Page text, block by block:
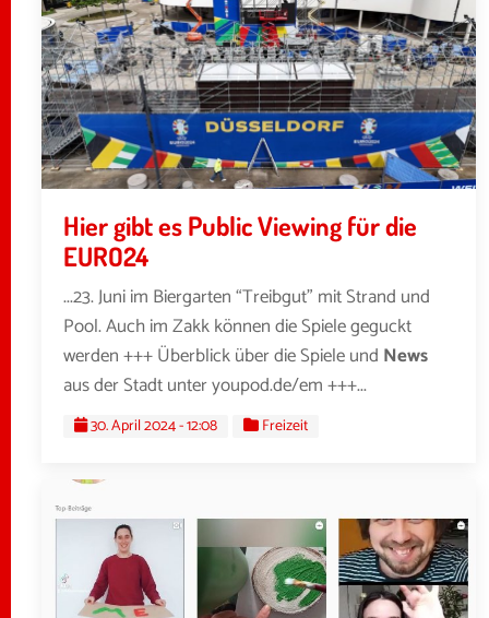
Hier gibt es Public Viewing für die
EURO24
...23. Juni im Biergarten “Treibgut” mit Strand und
Pool. Auch im Zakk können die Spiele geguckt
werden +++ Überblick über die Spiele und News
aus der Stadt unter youpod.de/em +++...
30. April 2024 - 12:08 Freizeit